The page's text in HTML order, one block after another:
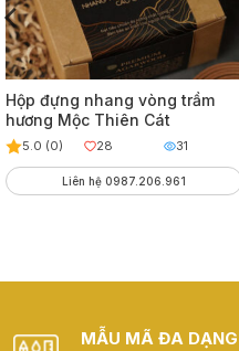
Hộp đựng nhang vòng trầm
hương Mộc Thiên Cát
5.0 (0) 28 31
Liên hệ 0987.206.961
MẪU MÃ ĐA DẠNG